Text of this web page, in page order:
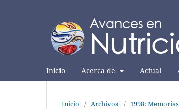
Inicio Acerca de Actual
Inicio / Archivos / 1998: